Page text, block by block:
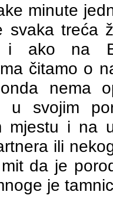
minute
svaka treća
i ako na
čitamo o
nema
u svojim
mjestu i na
ili
da je
je